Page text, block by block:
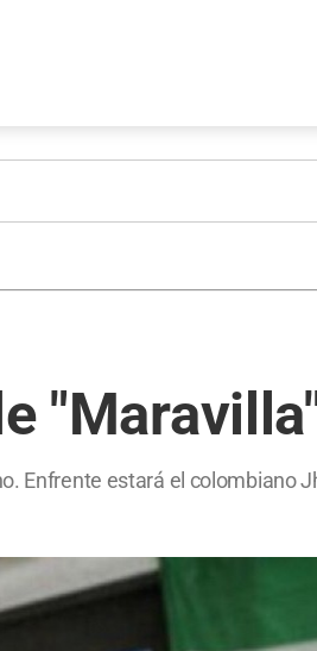
Enfrente estará el colombiano